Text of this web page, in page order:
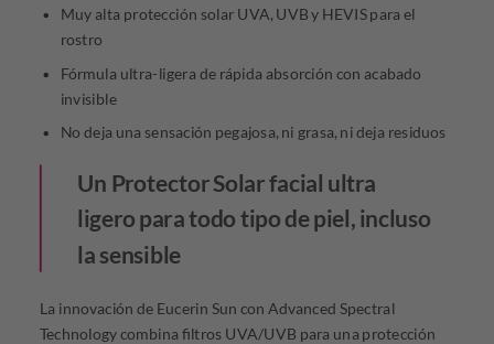
Muy alta protección solar UVA, UVB y HEVIS para el
rostro
Fórmula ultra-ligera de rápida absorción con acabado
invisible
No deja una sensación pegajosa, ni grasa, ni deja residuos
Un Protector Solar facial ultra
ligero para todo tipo de piel, incluso
la sensible
La innovación de Eucerin Sun con Advanced Spectral
Technology combina filtros UVA/UVB para una protección